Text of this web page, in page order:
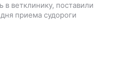
ветклинику, поставили
приема судороги